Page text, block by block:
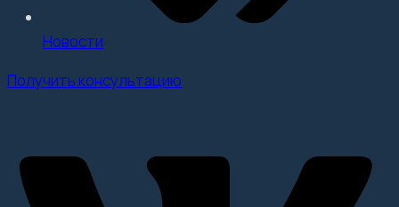
Новости
Получить консультацию